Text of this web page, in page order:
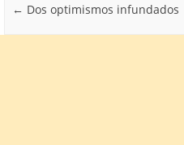
Post navigation
← Dos optimismos infundados